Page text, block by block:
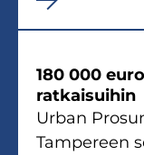
180 000
ratkaisuihin
Urban
Tampereen